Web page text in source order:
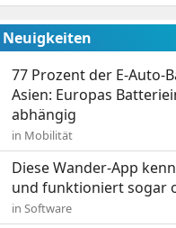
Neuigkeiten
77 Prozent der E-Auto-
Asien: Europas
abhängig
in Mobilität
Diese Wander-App
und funktioniert sogar
in Software